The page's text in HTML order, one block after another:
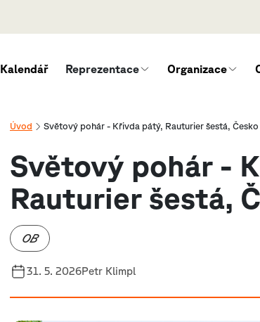
Kalendář Reprezentace Organizace
Úvod Světový pohár - Křivda pátý, Rauturier šestá, Česko
Světový pohár -
Rauturier šestá,
OB
31. 5. 2026Petr Klimpl